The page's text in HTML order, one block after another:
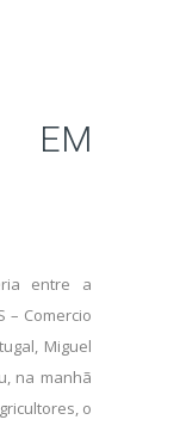
EM
entre a
– Comercio
Miguel
na manhã
o